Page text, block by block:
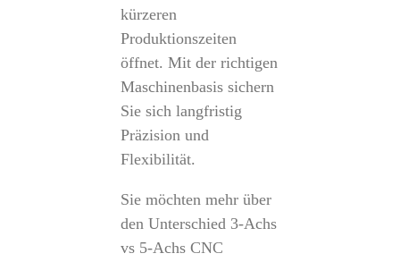
kürzeren
Produktionszeiten
öffnet. Mit der richtigen
Maschinenbasis sichern
Sie sich langfristig
Präzision und
Flexibilität.
Sie möchten mehr über
den Unterschied 3-Achs
vs 5-Achs CNC